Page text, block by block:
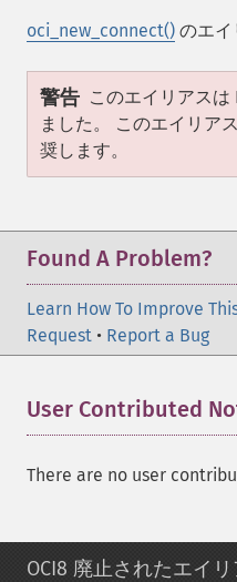
oci_new_connect() のエイ
警告 このエイリアスは
ました。 このエイリア
奨します。
Found A Problem?
Learn How To Improve
Request • Report a Bug
User Contributed
There are no user
OCI8 廃止されたエイ